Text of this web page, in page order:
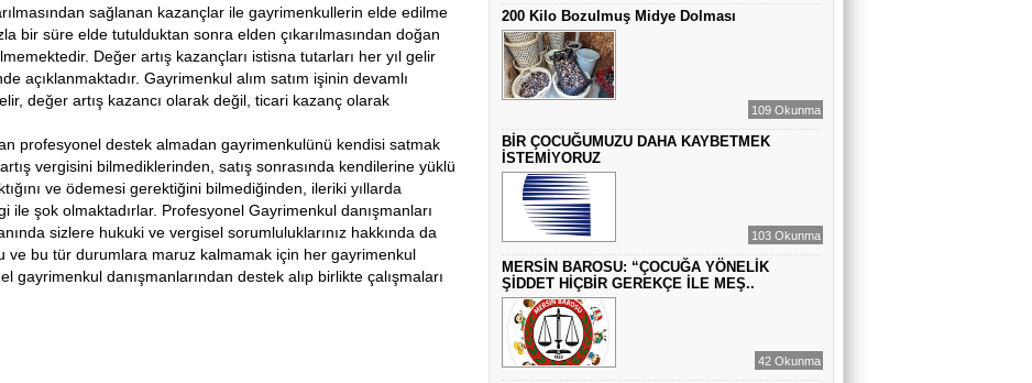
sağlanan kazançlar ile gayrimenkullerin elde edilme
bir süre elde tutulduktan sonra elden çıkarılmasından doğan
Değer artış kazançları istisna tutarları her yıl gelir
açıklanmaktadır. Gayrimenkul alım satım işinin devamlı
değer artış kazancı olarak değil, ticari kazanç olarak
profesyonel destek almadan gayrimenkulünü kendisi satmak
vergisini bilmediklerinden, satış sonrasında kendilerine yüklü
ve ödemesi gerektiğini bilmediğinden, ileriki yıllarda
ile şok olmaktadırlar. Profesyonel Gayrimenkul danışmanları
sizlere hukuki ve vergisel sorumluluklarınız hakkında da
ve bu tür durumlara maruz kalmamak için her gayrimenkul
gayrimenkul danışmanlarından destek alıp birlikte çalışmaları
MUAZZEZ TOĞRUL
ZAMANA DUR DEMEK OLMAZ
VAHAP DABAKAN Pirincin Taşları
Kurdaki baskılanmanın ekonomideki
etkileri!
200 Kilo Bozulmuş Midye Dolması
109 Okunma
BİR ÇOCUĞUMUZU DAHA KAYBETMEK
İSTEMİYORUZ
103 Okunma
MERSİN BAROSU: “ÇOCUĞA YÖNELİK
ŞİDDET HİÇBİR GEREKÇE İLE MEŞ..
42 Okunma